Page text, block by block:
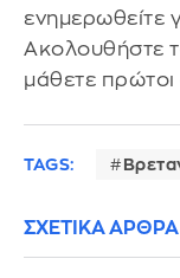
ενημερωθείτε
Ακολουθήστε
μάθετε πρώτοι
TAGS:
ΣΧΕΤΙΚΑ ΑΡΘΡΑ